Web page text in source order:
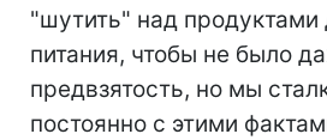
"шутить" над продуктами
питания, чтобы не было
предвзятость, но мы
постоянно с этими